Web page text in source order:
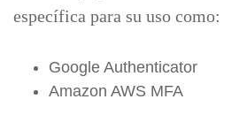
específica para su uso como:
Google Authenticator
Amazon AWS MFA